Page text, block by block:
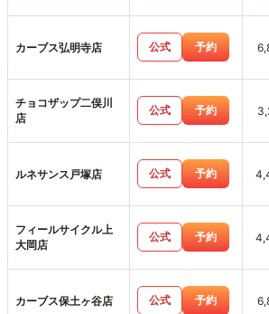
カーブス弘明寺店 公式 予約
チョコザップ二俣川
店
公式 予約
ルネサンス戸塚店 公式 予約
フィールサイクル上
大岡店
公式 予約
カーブス保土ヶ谷店 公式 予約